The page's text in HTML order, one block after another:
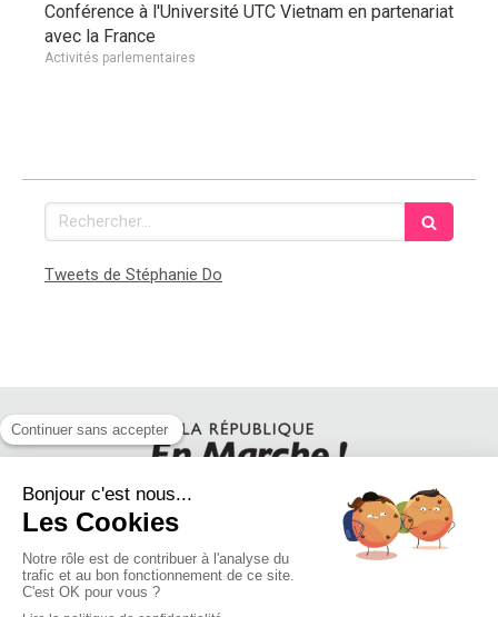
Conférence à l'Université UTC Vietnam en partenariat
avec la France
Activités parlementaires
Rechercher
Tweets de Stéphanie Do
SUIVEZ STEPHANIE DO SUR LES RESEAUX SOCIAUX